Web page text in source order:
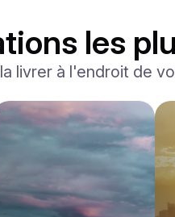
F8 Spider
2022
convertible, sport
Réservez
les
livrer à l'endroit de